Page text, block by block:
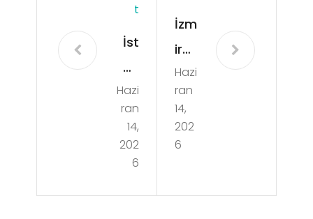
T
İst
an
bul
Sac
Eki
mi
On
Hazi
ran
14,
202
6
İzm
ir
Bos
an
ma
Avu
Ne
Hazi
ran
14,
202
6